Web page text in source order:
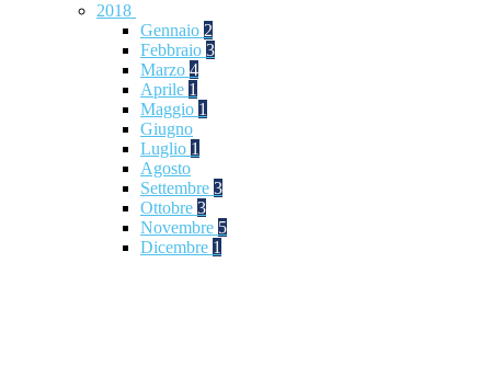
2018
Gennaio 2
Febbraio 3
Marzo 4
Aprile 1
Maggio 1
Giugno
Luglio 1
Agosto
Settembre 3
Ottobre 3
Novembre 5
Dicembre 1